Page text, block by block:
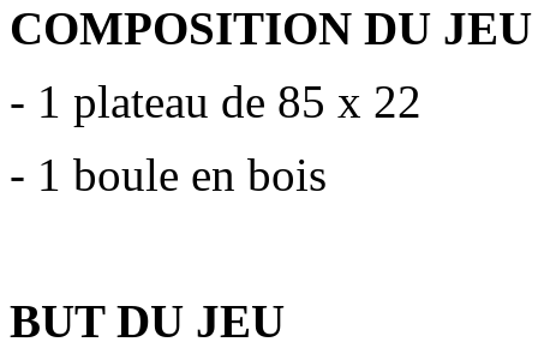
COMPOSITION DU JEU
- 1 plateau de 85 x 22
- 1 boule en bois
BUT DU JEU